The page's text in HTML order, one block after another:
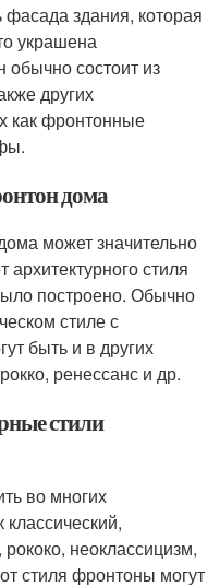
здания, которая
украшена
состоит из
других
как фронтонные
дома
может значительно
архитектурного стиля
построено. Обычно
стиле с
быть и в других
ренессанс и др.
стили
во многих
классический,
рококо, неоклассицизм,
стиля фронтоны могут